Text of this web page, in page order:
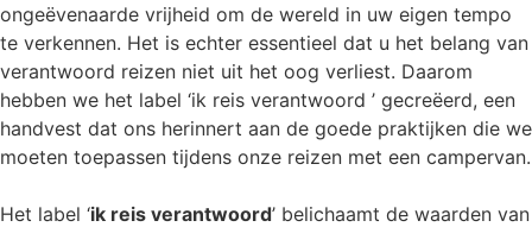
ongeëvenaarde vrijheid om de wereld in uw eigen tempo
te verkennen. Het is echter essentieel dat u het belang van
verantwoord reizen niet uit het oog verliest. Daarom
hebben we het label ‘ik reis verantwoord ’ gecreëerd, een
handvest dat ons herinnert aan de goede praktijken die we
moeten toepassen tijdens onze reizen met een campervan.
Het label ‘ik reis verantwoord’ belichaamt de waarden van